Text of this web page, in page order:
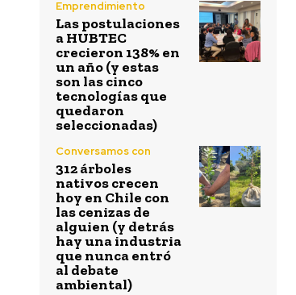
Emprendimiento
Las postulaciones
a HUBTEC
crecieron 138% en
un año (y estas
son las cinco
tecnologías que
quedaron
seleccionadas)
Conversamos con
312 árboles
nativos crecen
hoy en Chile con
las cenizas de
alguien (y detrás
hay una industria
que nunca entró
al debate
ambiental)